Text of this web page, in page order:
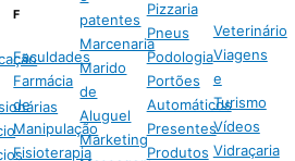
F
Faculdades
Farmácia
de
Manipulação
Fisioterapia
patentes
Marcenaria
Marido
de
Aluguel
Marketing
Pizzaria
Pneus
Podologia
Portões
Automáticos
Presentes
Produtos
Veterinário
Viagens
e
Turismo
Vídeos
Vidraçaria